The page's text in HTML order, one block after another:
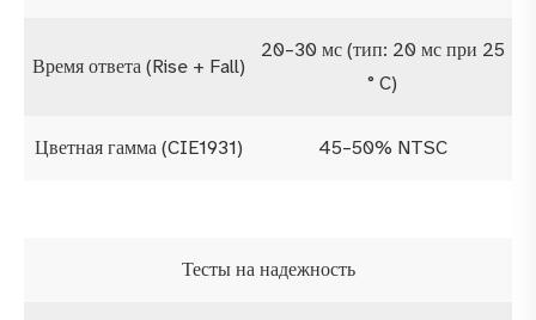
Время ответа (Rise + Fall)
20–30 мс (тип: 20 мс при 25
° C)
Цветная гамма (CIE1931) 45–50% NTSC
Тесты на надежность